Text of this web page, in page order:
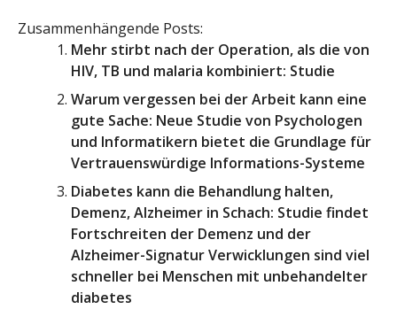
Zusammenhängende Posts:
Mehr stirbt nach der Operation, als die von
HIV, TB und malaria kombiniert: Studie
Warum vergessen bei der Arbeit kann eine
gute Sache: Neue Studie von Psychologen
und Informatikern bietet die Grundlage für
Vertrauenswürdige Informations-Systeme
Diabetes kann die Behandlung halten,
Demenz, Alzheimer in Schach: Studie findet
Fortschreiten der Demenz und der
Alzheimer-Signatur Verwicklungen sind viel
schneller bei Menschen mit unbehandelter
diabetes